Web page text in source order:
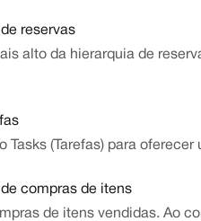
reservas
alto da hierarquia de
Tasks (Tarefas) para
compras de itens
de itens vendidas. Ao